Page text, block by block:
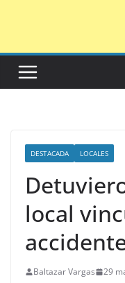
DESTACADA LOCALES
local
Baltazar Vargas 29